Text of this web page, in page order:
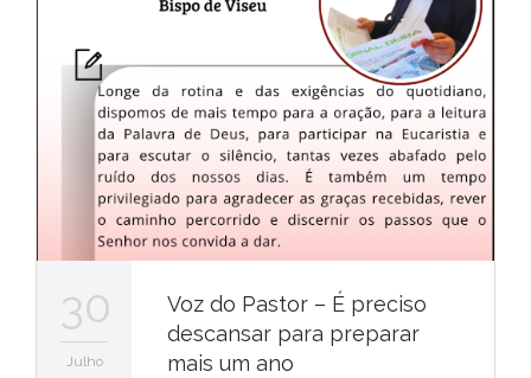
30
Julho
Voz do Pastor – É preciso
descansar para preparar
mais um ano